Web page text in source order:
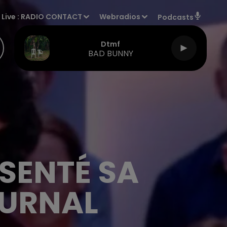
Live : RADIO CONTACT Webradios Podcasts
Dtmf
BAD BUNNY
SA